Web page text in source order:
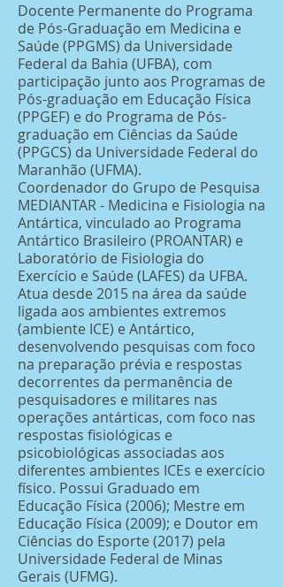
Docente Permanente do Programa
de Pós-Graduação em Medicina e
Saúde (PPGMS) da Universidade
Federal da Bahia (UFBA), com
participação junto aos Programas de
Pós-graduação em Educação Física
(PPGEF) e do Programa de Pós-
graduação em Ciências da Saúde
(PPGCS) da Universidade Federal do
Maranhão (UFMA).
Coordenador do Grupo de Pesquisa
MEDIANTAR - Medicina e Fisiologia na
Antártica, vinculado ao Programa
Antártico Brasileiro (PROANTAR) e
Laboratório de Fisiologia do
Exercício e Saúde (LAFES) da UFBA.
Atua desde 2015 na área da saúde
ligada aos ambientes extremos
(ambiente ICE) e Antártico,
desenvolvendo pesquisas com foco
na preparação prévia e respostas
decorrentes da permanência de
pesquisadores e militares nas
operações antárticas, com foco nas
respostas fisiológicas e
psicobiológicas associadas aos
diferentes ambientes ICEs e exercício
físico. Possui Graduado em
Educação Física (2006); Mestre em
Educação Física (2009); e Doutor em
Ciências do Esporte (2017) pela
Universidade Federal de Minas
Gerais (UFMG).